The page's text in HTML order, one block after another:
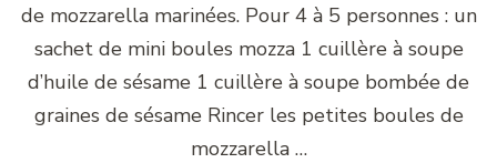
de mozzarella marinées. Pour 4 à 5 personnes : un
sachet de mini boules mozza 1 cuillère à soupe
d’huile de sésame 1 cuillère à soupe bombée de
graines de sésame Rincer les petites boules de
mozzarella …